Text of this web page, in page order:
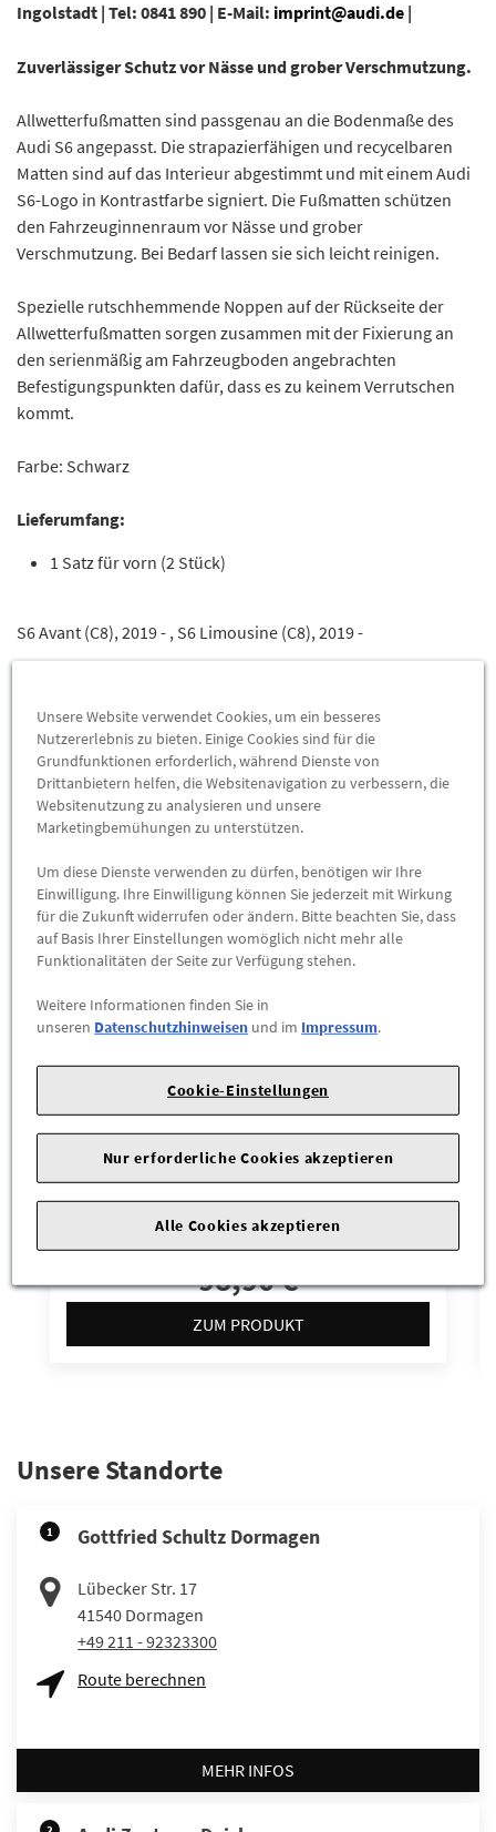
Ingolstadt | Tel: 0841 890 | E-Mail: imprint@audi.de |
Zuverlässiger Schutz vor Nässe und grober Verschmutzung.
Allwetterfußmatten sind passgenau an die Bodenmaße des
Audi S6 angepasst. Die strapazierfähigen und recycelbaren
Matten sind auf das Interieur abgestimmt und mit einem Audi
S6-Logo in Kontrastfarbe signiert. Die Fußmatten schützen
den Fahrzeuginnenraum vor Nässe und grober
Verschmutzung. Bei Bedarf lassen sie sich leicht reinigen.
Spezielle rutschhemmende Noppen auf der Rückseite der
Allwetterfußmatten sorgen zusammen mit der Fixierung an
den serienmäßig am Fahrzeugboden angebrachten
Befestigungspunkten dafür, dass es zu keinem Verrutschen
kommt.
Farbe: Schwarz
Lieferumfang:
1 Satz für vorn (2 Stück)
S6 Avant (C8), 2019 - , S6 Limousine (C8), 2019 -
Das könnte Sie interessieren
Wird auch oft von Kunden gekauft
Allwetterfußmatten VW ID3 vorne und
hinten, titanschwarz, Linkslenker
98,90 €
ZUM PRODUKT
Unsere Standorte
1 Gottfried Schultz Dormagen
Lübecker Str. 17
41540 Dormagen
+49 211 - 92323300
Route berechnen
MEHR INFOS
Unsere Website verwendet Cookies, um ein besseres
Nutzererlebnis zu bieten. Einige Cookies sind für die
Grundfunktionen erforderlich, während Dienste von
Drittanbietern helfen, die Websitenavigation zu verbessern, die
Websitenutzung zu analysieren und unsere
Marketingbemühungen zu unterstützen.
Um diese Dienste verwenden zu dürfen, benötigen wir Ihre
Einwilligung. Ihre Einwilligung können Sie jederzeit mit Wirkung
für die Zukunft widerrufen oder ändern. Bitte beachten Sie, dass
auf Basis Ihrer Einstellungen womöglich nicht mehr alle
Funktionalitäten der Seite zur Verfügung stehen.
Weitere Informationen finden Sie in
unseren Datenschutzhinweisen und im Impressum.
Cookie-Einstellungen
Nur erforderliche Cookies akzeptieren
Alle Cookies akzeptieren